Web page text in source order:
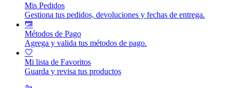
Mis Pedidos
Gestiona tus pedidos, devoluciones y fechas de entrega.
Métodos de Pago
Agrega y valida tus métodos de pago.
Mi lista de Favoritos
Guarda y revisa tus productos